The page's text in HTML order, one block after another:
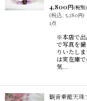
4,800円(税別)
(税込: 5,280円)
1点
※本店で出
で写真を
りいたし
は実在庫
気…
観音乗龍天